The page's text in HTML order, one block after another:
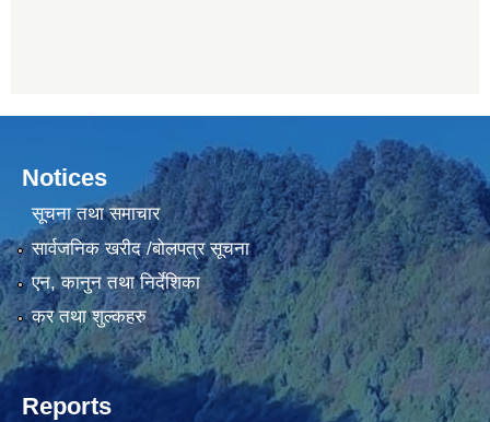
Notices
सूचना तथा समाचार
सार्वजनिक खरीद /बोलपत्र सूचना
एन, कानुन तथा निर्देशिका
कर तथा शुल्कहरु
Reports